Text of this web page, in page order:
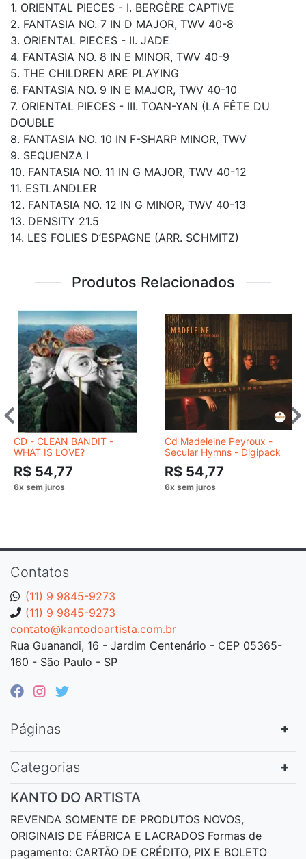
1. ORIENTAL PIECES - I. BERGÈRE CAPTIVE
2. FANTASIA NO. 7 IN D MAJOR, TWV 40-8
3. ORIENTAL PIECES - II. JADE
4. FANTASIA NO. 8 IN E MINOR, TWV 40-9
5. THE CHILDREN ARE PLAYING
6. FANTASIA NO. 9 IN E MAJOR, TWV 40-10
7. ORIENTAL PIECES - III. TOAN-YAN (LA FÊTE DU
DOUBLE
8. FANTASIA NO. 10 IN F-SHARP MINOR, TWV
9. SEQUENZA I
10. FANTASIA NO. 11 IN G MAJOR, TWV 40-12
11. ESTLANDLER
12. FANTASIA NO. 12 IN G MINOR, TWV 40-13
13. DENSITY 21.5
14. LES FOLIES D’ESPAGNE (ARR. SCHMITZ)
Produtos Relacionados
CD - CLEAN BANDIT -
WHAT IS LOVE?
R$ 54,77
Cd Madeleine Peyroux -
Secular Hymns - Digipack
R$ 54,77
Contatos
(11) 9 9845-9273
(11) 9 9845-9273
contato@kantodoartista.com.br
Rua Guanandi, 16 - Jardim Centenário - CEP 05365-
160 - São Paulo - SP
Páginas
Categorias
KANTO DO ARTISTA
REVENDA SOMENTE DE PRODUTOS NOVOS,
ORIGINAIS DE FÁBRICA E LACRADOS Formas de
pagamento: CARTÃO DE CRÉDITO, PIX E BOLETO